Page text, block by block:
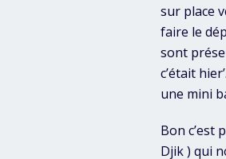
sur place
faire le
sont
c’était
une mini
Bon c’est
Djik ) qui